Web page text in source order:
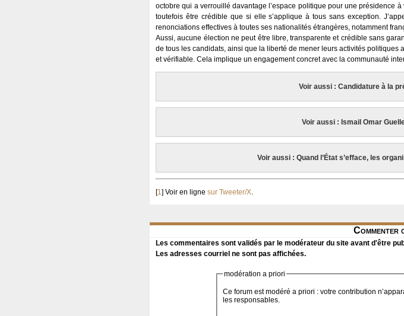
octobre qui a verrouillé davantage l’espace politique pour une présidence
toutefois être crédible que si elle s’applique à tous sans exception.
renonciations effectives à toutes ses nationalités étrangères, notamment
Aussi, aucune élection ne peut être libre, transparente et crédible sans
de tous les candidats, ainsi que la liberté de mener leurs activités
et vérifiable. Cela implique un engagement concret avec la communauté
Voir aussi : Candidature à la
Voir aussi : Ismail Omar
Voir aussi : Quand l’État s’efface, les
[1] Voir en ligne sur Tweeter/X.
Les commentaires sont validés par le modérateur du site avant d'être
Les adresses courriel ne sont pas affichées.
modération a priori
Ce forum est modéré a priori : votre contribution
les responsables.